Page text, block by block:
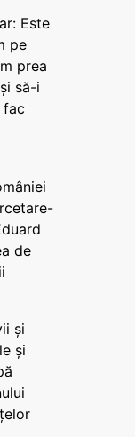
Este
pe
prea
să-i
fac
de
și
și